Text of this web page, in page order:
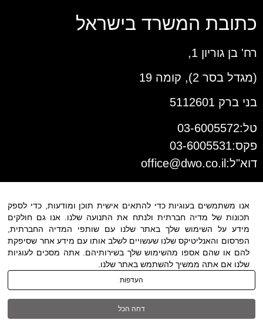
כתובת המשרד בישראל
רח' בן גוריון 1,
(מגדל בסר 2), קומה 19
בני ברק 5112601
טל:03-6005572
פקס:03-6005531
דוא"ל: office@dwo.co.il
תנאי שימוש הצהרת נגישות
| כל
הזכויות שמורות ל DWO ©
אנו משתמשים בעוגיות כדי להתאים אישית תוכן ומודעות, כדי לספק
תכונות של מדיה חברתית ולנתח את התנועה שלנו. אנו גם חולקים
מידע על השימוש שלך באתר שלנו עם שותפי המדיה החברתית,
הפרסום והאנליטיקס שלנו שעשויים לשלב אותו עם מידע אחר שסיפקת
להם או שהם אספו מהשימוש שלך בשירותיהם. אתה מסכים לעוגיות
שלנו אם אתה ממשיך להשתמש באתר שלנו.
העדפות
דחה הכל